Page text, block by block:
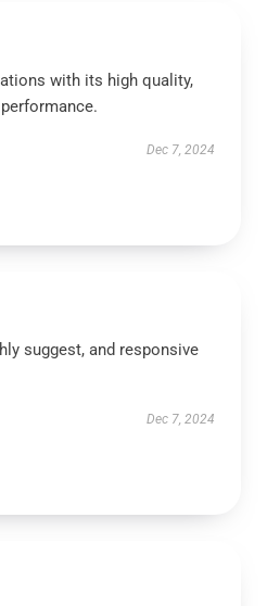
with its high quality,
Dec 7, 2024
suggest, and responsive
Dec 7, 2024